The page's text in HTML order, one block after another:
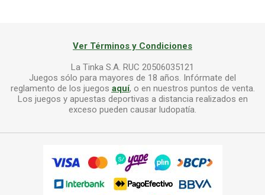
Ver Términos y Condiciones
La Tinka S.A. RUC 20506035121
Juegos sólo para mayores de 18 años. Infórmate del
reglamento de los juegos aquí, o en nuestros puntos de venta.
Los juegos y apuestas deportivas a distancia realizados en
exceso pueden causar ludopatía.